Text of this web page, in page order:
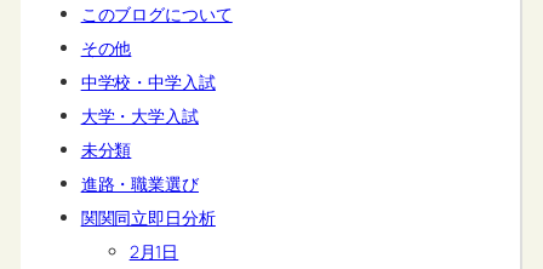
このブログについて
その他
中学校・中学入試
大学・大学入試
未分類
進路・職業選び
関関同立即日分析
2月1日